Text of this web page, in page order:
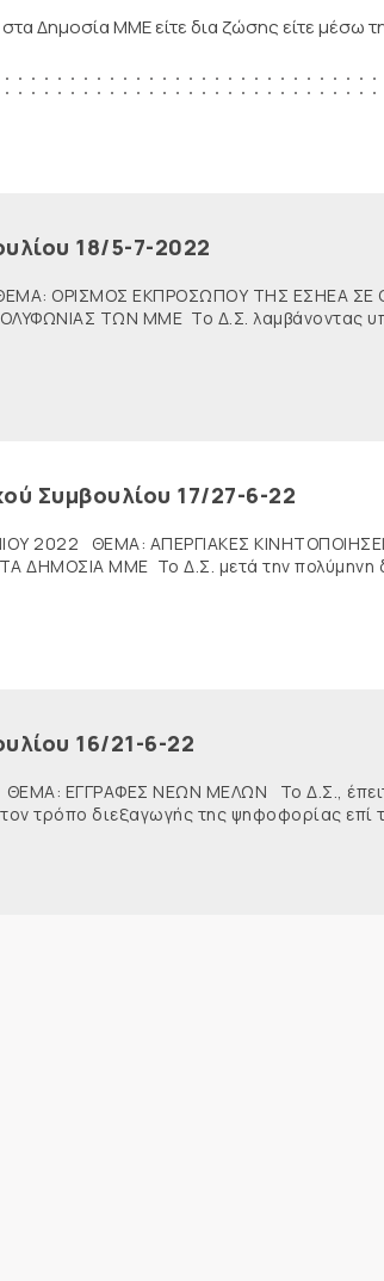
Δημοσία ΜΜΕ είτε δια ζώσης είτε μέσω
18/5-7-2022
ΘΕΜΑ: ΟΡΙΣΜΟΣ ΕΚΠΡΟΣΩΠΟΥ ΤΗΣ ΕΣΗΕΑ
ΤΩΝ ΜΜΕ Το Δ.Σ. λαμβάνοντας
Συμβουλίου 17/27-6-22
2022 ΘΕΜΑ: ΑΠΕΡΓΙΑΚΕΣ
ΔΗΜΟΣΙΑ ΜΜΕ Το Δ.Σ. μετά την πολύμηνη
16/21-6-22
ΕΓΓΡΑΦΕΣ ΝΕΩΝ ΜΕΛΩΝ Το Δ.Σ.,
τρόπο διεξαγωγής της ψηφοφορίας επί